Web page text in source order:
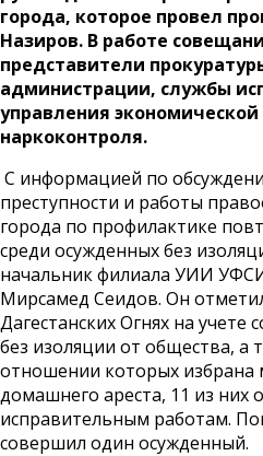
города, которое провел
Назиров. В работе
представители
администрации, службы
управления экономической
наркоконтроля.
С информацией по
преступности и работы
города по профилактике
среди осужденных без
начальник филиала УИИ
Мирсамед Сеидов. Он
Дагестанских Огнях на учете
без изоляции от общества, а
отношении которых избрана
домашнего ареста, 11 из них
исправительным работам.
совершил один осужденный.